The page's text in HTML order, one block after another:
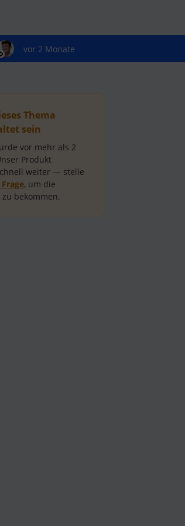
vor 2 Monate
Thema
sein
vor mehr als 2
Produkt
weiter — stelle
, um die
bekommen.